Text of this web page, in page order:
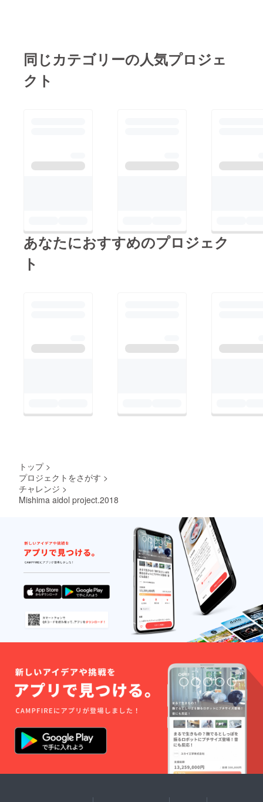
同じカテゴリーの人気プロジェ
クト
あなたにおすすめのプロジェク
ト
トップ >
プロジェクトをさがす >
チャレンジ >
Mishima aidol project.2018